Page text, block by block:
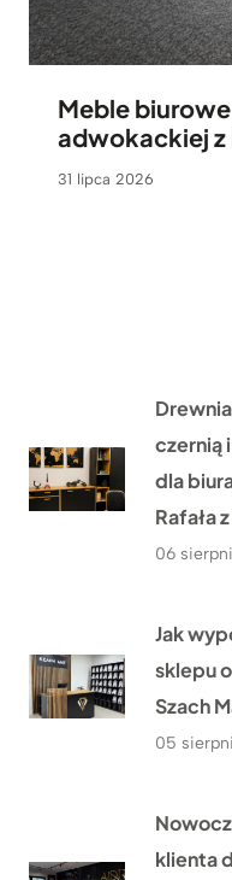
Meble
adwokackiej z
31 lipca 2026
czernią
dla
Rafała
06
Jak
sklepu
Szach
05
klienta